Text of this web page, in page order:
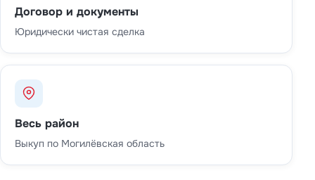
Договор и документы
Юридически чистая сделка
Весь район
Выкуп по Могилёвская область